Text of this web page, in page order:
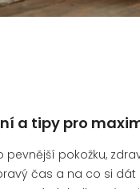
a tipy pro
pokožku,
čas a na co si